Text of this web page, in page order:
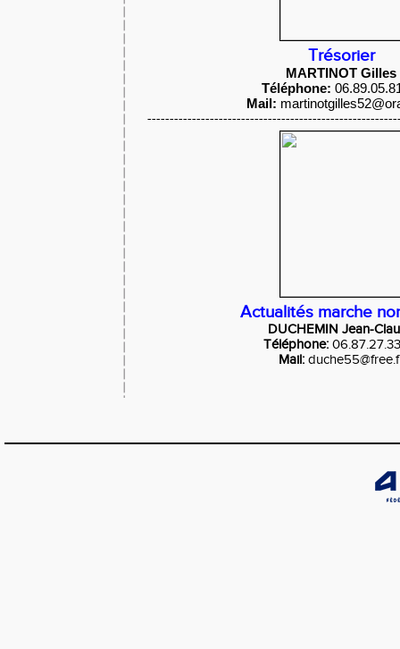
Trésorier
MARTINOT Gilles
Téléphone:
Mail:
Actualités marche
DUCHEMIN Jean-
Téléphone:
Mail: